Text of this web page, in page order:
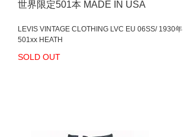
世界限定501本 MADE IN USA
LEVIS VINTAGE CLOTHING LVC EU 06SS/ 1930年
501xx HEATH
SOLD OUT